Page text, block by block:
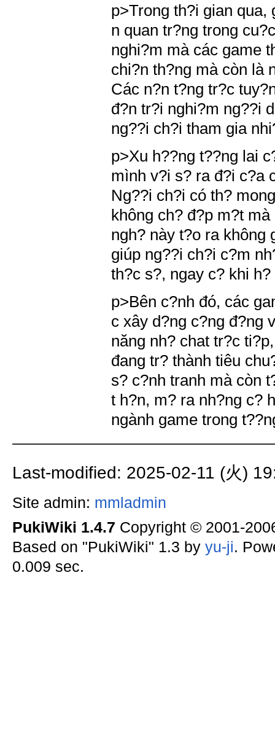
p>Trong th?i gian qua,
n quan tr?ng trong
nghi?m mà các game
chi?n th?ng mà còn là
Các n?n t?ng tr?c
đ?n tr?i nghi?m ng??i
ng??i ch?i tham gia
p>Xu h??ng t??ng lai
mình v?i s? ra đ?i c?a
Ng??i ch?i có th?
không ch? đ?p m?t
ngh? này t?o ra không
giúp ng??i ch?i c?m
th?c s?, ngay c? khi
p>Bên c?nh đó, các
c xây d?ng c?ng đ?ng
năng nh? chat tr?c
đang tr? thành tiêu
s? c?nh tranh mà còn
t h?n, m? ra nh?ng c?
ngành game trong
Last-modified: 2025-02-11 (火)
Site admin: mmladmin
PukiWiki 1.4.7 Copyright © 2001-
Based on "PukiWiki" 1.3 by yu-ji.
0.009 sec.